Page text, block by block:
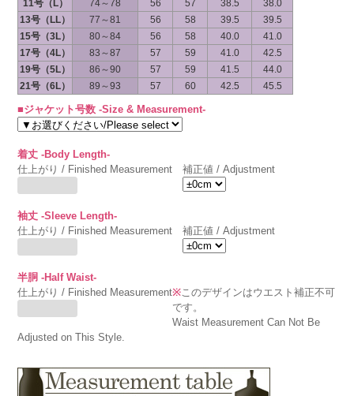
11号（L） 74～78 56 57 38.5
38.0
13号（LL）
77～81 56 58 39.5
39.5
15号（3L）
80～84 56 58 40.0
41.0
17号（4L）
83～87 57 59 41.0
42.5
19号（5L）
86～90 57 59 41.5
44.0
21号（6L）
89～93 57 60 42.5 45.5
■ジャケット号数 -Size & Measurement-
着丈 -Body Length-
仕上がり / Finished Measurement
補正値 / Adjustment
袖丈 -Sleeve Length-
仕上がり / Finished Measurement
補正値 / Adjustment
半胴 -Half Waist-
仕上がり / Finished Measurement※ このデザインはウエスト補正不可
です。
Waist Measurement Can Not Be
Adjusted on This Style.